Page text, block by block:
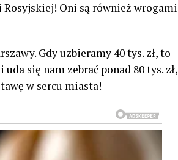
Oni są również wrogami
Gdy uzbieramy 40 tys. zł, to
się nam zebrać ponad 80 tys. zł,
w sercu miasta!